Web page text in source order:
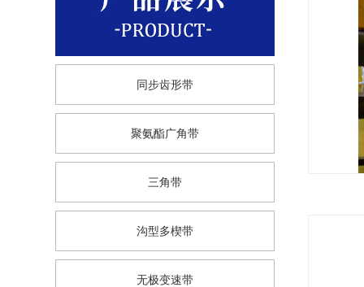
同步齿形带
聚氨酯广角带
三角带
沟型多楔带
无极变速带